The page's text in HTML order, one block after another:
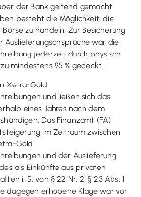
der Bank geltend gemacht
besteht die Möglichkeit, die
zu handeln. Zur Besicherung
Auslieferungsansprüche war die
jederzeit durch physisch
mindestens 95 % gedeckt.
Xetra-Gold
und ließen sich das
eines Jahres nach dem
Das Finanzamt (FA)
im Zeitraum zwischen
Gold
und der Auslieferung
als Einkünfte aus privaten
i. S. von § 22 Nr. 2, § 23 Abs. 1
dagegen erhobene Klage war vor